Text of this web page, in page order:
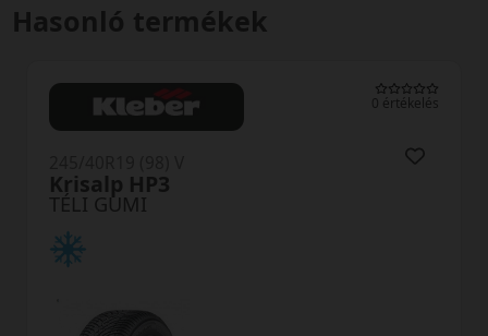
Hasonló termékek
0 értékelés
TÉLI GUMI
Krisalp HP3